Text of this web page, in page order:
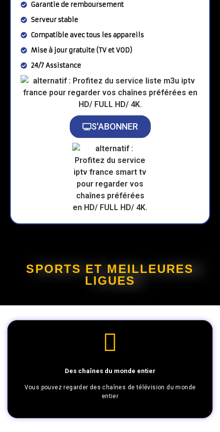
Garantie de remboursement
Serveur stable
Compatible avec tous les appareils
Mise à jour gratuite (TV et VOD)
24/7 Assistance
S'ABONNER
SPORTS ET MEILLEURES
LIGUES
Des chaînes du monde entier
Vous pouvez regarder des chaînes de télévision du monde
entier